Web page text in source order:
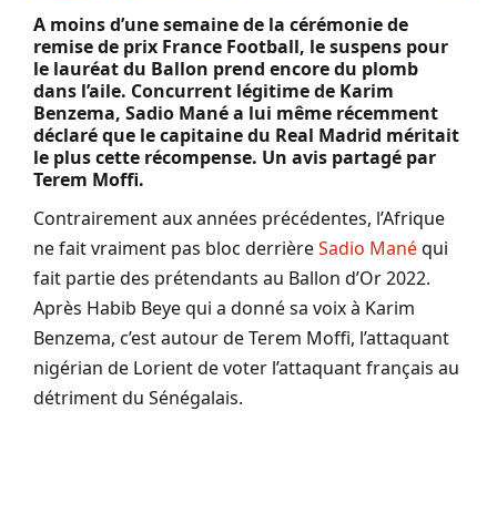
A moins d’une semaine de la cérémonie de
remise de prix France Football, le suspens pour
le lauréat du Ballon prend encore du plomb
dans l’aile. Concurrent légitime de Karim
Benzema, Sadio Mané a lui même récemment
déclaré que le capitaine du Real Madrid méritait
le plus cette récompense. Un avis partagé par
Terem Moffi.
Contrairement aux années précédentes, l’Afrique
ne fait vraiment pas bloc derrièreSadio Manéqui
fait partie des prétendants au Ballon d’Or 2022.
Après Habib Beye qui a donné sa voix à Karim
Benzema, c’est autour de Terem Moffi, l’attaquant
nigérian de Lorient de voter l’attaquant français au
détriment du Sénégalais.